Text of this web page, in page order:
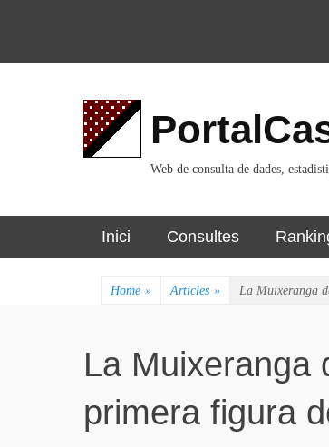
Web de consulta de dades,
Primary Menu
Skip
to
Inici Consultes
Home » Articles » La Muixeranga
La Muixeranga
primera figura